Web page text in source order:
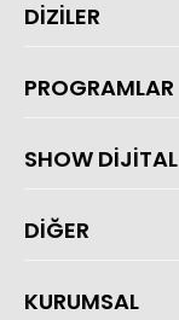
DİZİLER
PROGRAMLAR
SHOW DİJİTAL
DİĞER
KURUMSAL